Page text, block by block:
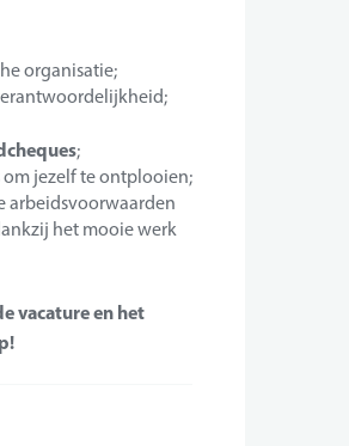
organisatie;
;
jezelf te ontplooien;
arbeidsvoorwaarden
het mooie werk
vacature en het